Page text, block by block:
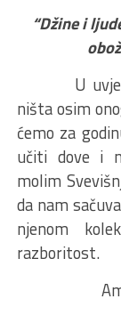
“Džine i
U
ništa osim
ćemo za
učiti dove i
molim
da nam
njenom
razboritost.